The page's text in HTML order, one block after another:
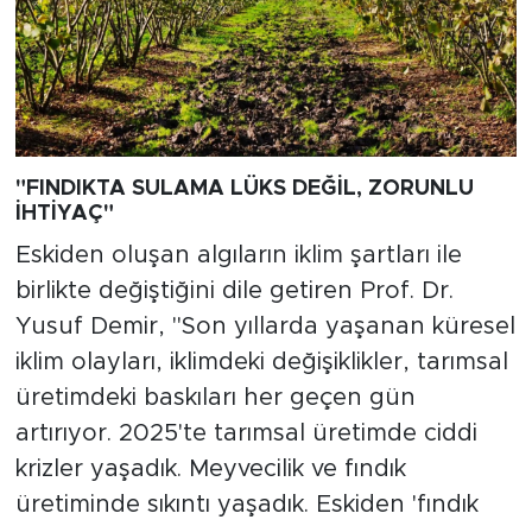
"FINDIKTA SULAMA LÜKS DEĞİL, ZORUNLU
İHTİYAÇ"
Eskiden oluşan algıların iklim şartları ile
birlikte değiştiğini dile getiren Prof. Dr.
Yusuf Demir, "Son yıllarda yaşanan küresel
iklim olayları, iklimdeki değişiklikler, tarımsal
üretimdeki baskıları her geçen gün
artırıyor. 2025'te tarımsal üretimde ciddi
krizler yaşadık. Meyvecilik ve fındık
üretiminde sıkıntı yaşadık. Eskiden 'fındık